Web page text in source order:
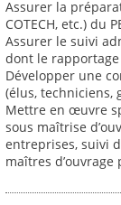
Assurer la
COTECH, etc.) du
Assurer le suivi
dont le
Développer une
(élus, techniciens,
Mettre en œuvre
sous maîtrise
entreprises, suivi
maîtres d’ouvrage